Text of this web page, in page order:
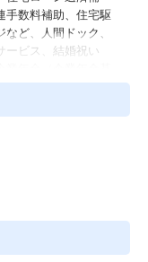
手数料補助、住宅駆
ど、人間ドック、
ービス、結婚祝い
金、遺児育英基金)